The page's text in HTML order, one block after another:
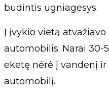
budintis ugniagesys.
Į įvykio vietą
automobilis. Narai
eketę nėrė į vandenį ir
automobilį.